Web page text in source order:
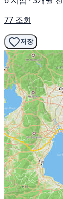
77 조회
저장